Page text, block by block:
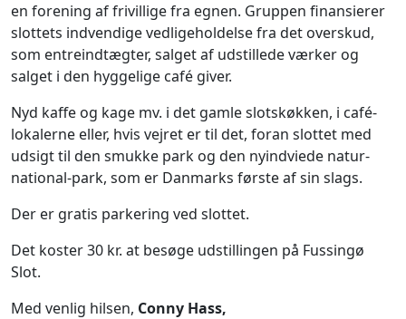
en forening af frivillige fra egnen. Gruppen finansierer
slottets indvendige vedligeholdelse fra det overskud,
som entreindtægter, salget af udstillede værker og
salget i den hyggelige café giver.
Nyd kaffe og kage mv. i det gamle slotskøkken, i café-
lokalerne eller, hvis vejret er til det, foran slottet med
udsigt til den smukke park og den nyindviede natur-
national-park, som er Danmarks første af sin slags.
Der er gratis parkering ved slottet.
Det koster 30 kr. at besøge udstillingen på Fussingø
Slot.
Med venlig hilsen, Conny Hass,